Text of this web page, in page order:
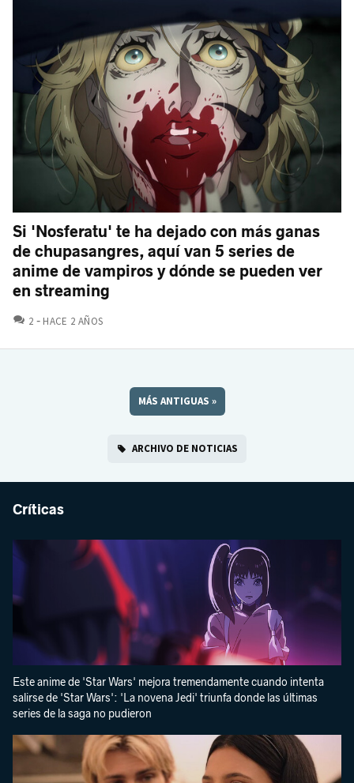
Si 'Nosferatu' te ha dejado con más ganas
de chupasangres, aquí van 5 series de
anime de vampiros y dónde se pueden ver
en streaming
2 COMENTARIOS
HACE 2 AÑOS
MÁS ANTIGUAS »
ARCHIVO DE NOTICIAS
Críticas
Este anime de 'Star Wars' mejora tremendamente cuando intenta
salirse de 'Star Wars': 'La novena Jedi' triunfa donde las últimas
series de la saga no pudieron